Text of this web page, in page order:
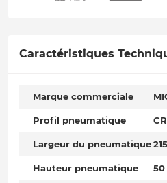
Caractéristiques
Marque commerciale
Profil pneumatique
Largeur du pneumatique215
Hauteur pneumatique 50